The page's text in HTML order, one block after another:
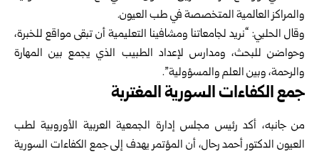
والمراكز العالمية المتخصصة في طب العيون.
وقال الحلبي: “نريد لجامعاتنا ومشافينا التعليمية أن تبقى مواقع للخبرة،
وحواضن للبحث، ومدارس لإعداد الطبيب الذي يجمع بين المهارة
والرحمة، وبين العلم والمسؤولية”.
جمع الكفاءات السورية المغتربة
من جانبه، أكد رئيس مجلس إدارة الجمعية العربية الأوروبية لطب
العيون الدكتور أحمد رحال، أن المؤتمر يهدف إلى جمع الكفاءات السورية